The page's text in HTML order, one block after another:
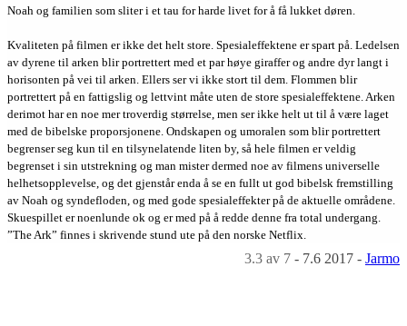
Noah og familien som sliter i et tau for harde livet for å få lukket døren.
Kvaliteten på filmen er ikke det helt store. Spesialeffektene er spart på. Ledelsen
av dyrene til arken blir portrettert med et par høye giraffer og andre dyr langt i
horisonten på vei til arken. Ellers ser vi ikke stort til dem. Flommen blir
portrettert på en fattigslig og lettvint måte uten de store spesialeffektene. Arken
derimot har en noe mer troverdig størrelse, men ser ikke helt ut til å være laget
med de bibelske proporsjonene. Ondskapen og umoralen som blir portrettert
begrenser seg kun til en tilsynelatende liten by, så hele filmen er veldig
begrenset i sin utstrekning og man mister dermed noe av filmens universelle
helhetsopplevelse, og det gjenstår enda å se en fullt ut god bibelsk fremstilling
av Noah og syndefloden, og med gode spesialeffekter på de aktuelle områdene.
Skuespillet er noenlunde ok og er med på å redde denne fra total undergang.
”The Ark” finnes i skrivende stund ute på den norske Netflix.
3.3 av 7 - 7.6 2017 - Jarmo